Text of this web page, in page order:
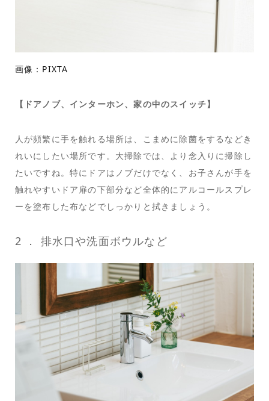
画像：PIXTA
【ドアノブ、インターホン、家の中のスイッチ】
人が頻繁に手を触れる場所は、こまめに除菌をするなどき
れいにしたい場所です。大掃除では、より念入りに掃除し
たいですね。特にドアはノブだけでなく、お子さんが手を
触れやすいドア扉の下部分など全体的にアルコールスプレ
ーを塗布した布などでしっかりと拭きましょう。
2 ． 排水口や洗面ボウルなど